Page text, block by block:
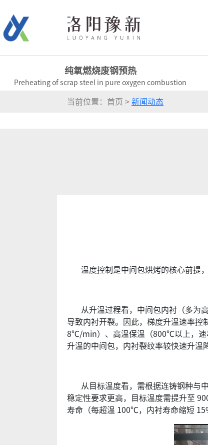
纯氧燃烧废钢预热
Preheating of scrap steel in pure oxygen combustion
当前位置：首页 > 新闻动态
温度控制是中间包烘烤的核心前提
从升温过程看，中间包内衬（多为高
导致内衬开裂。因此，梯度升温速率
8℃/min）、高温保温（800℃以上，速
升温的中间包，内衬裂纹率较快速升温
从目标温度看，需根据连铸钢种与中
稳定性要求更高，目标温度需提升至
寿命（每超温 100℃，内衬寿命缩短